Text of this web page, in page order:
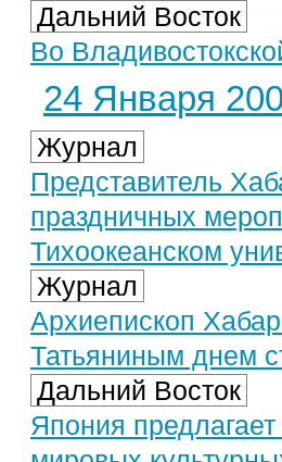
Дальний Восток
Во
24 Января
Журнал
Представитель
праздничных
Тихоокеанском
Журнал
Архиепископ
Татьяниным днем
Дальний Восток
Япония